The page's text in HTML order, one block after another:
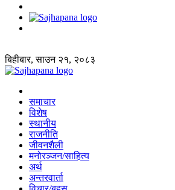
बिहीबार, साउन २१, २०८३
समाचार
विशेष
स्थानीय
राजनीति
जीवनशैली
मनोरञ्जन/साहित्य
अर्थ
अन्तरवार्ता